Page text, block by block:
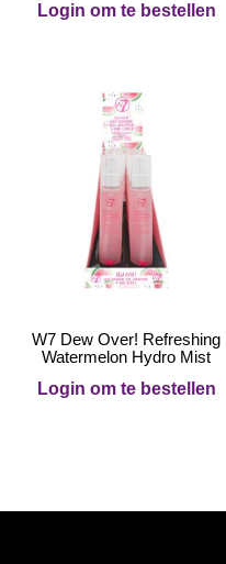
Login om te bestellen
W7 Dew Over! Refreshing
Watermelon Hydro Mist
Login om te bestellen